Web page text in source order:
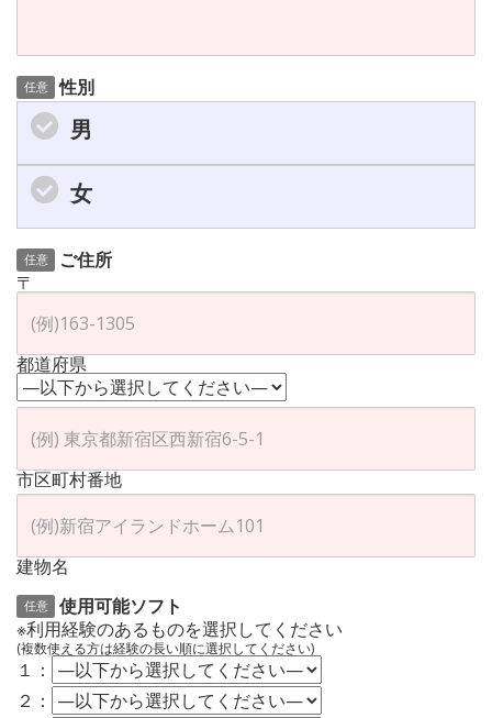
任意 性別
男
女
任意
ご住所
〒
都道府県
市区町村番地
建物名
任意
使用可能ソフト
※利用経験のあるものを選択してください
(複数使える方は経験の長い順に選択してください)
１：
２：